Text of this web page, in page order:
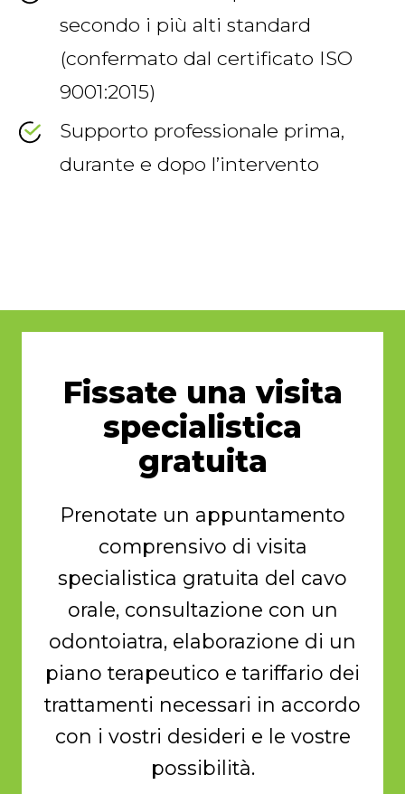
secondo i più alti standard
(confermato dal certificato ISO
9001:2015)
Supporto professionale prima,
durante e dopo l’intervento
Fissate una visita
specialistica
gratuita
Prenotate un appuntamento
comprensivo di visita
specialistica gratuita del cavo
orale, consultazione con un
odontoiatra, elaborazione di un
piano terapeutico e tariffario dei
trattamenti necessari in accordo
con i vostri desideri e le vostre
possibilità.